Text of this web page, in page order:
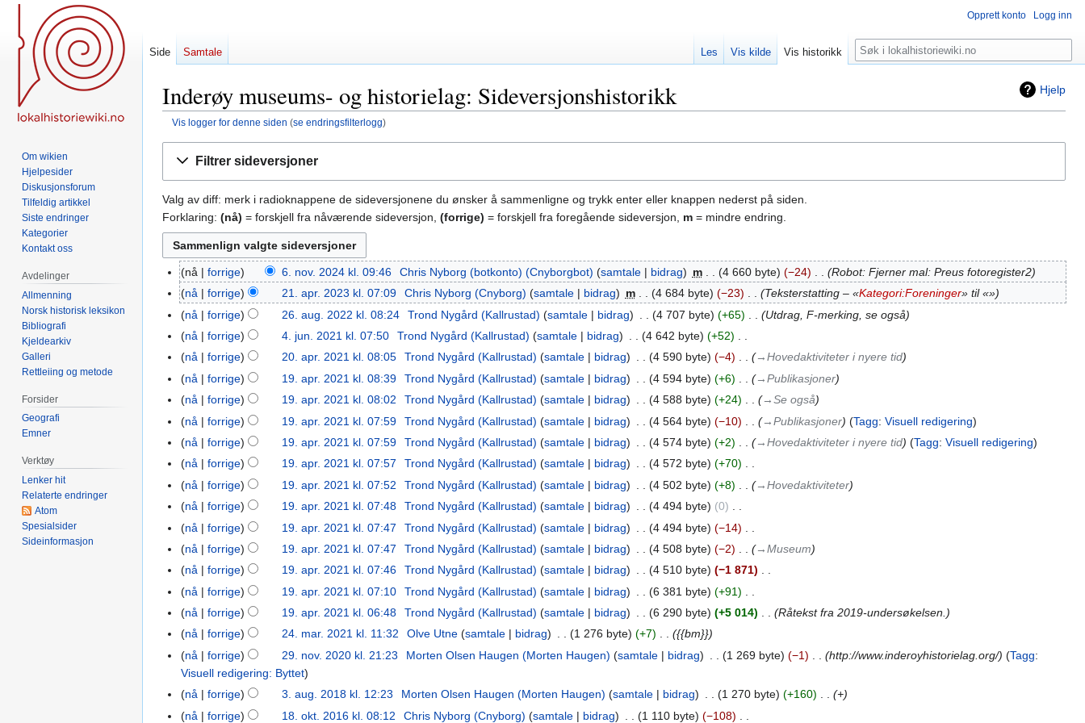
Hjelp
Inderøy museums- og historielag: Sideversjonshistorikk
Vis logger for denne siden (se endringsfilterlogg)
Filtrer sideversjoner
Valg av diff: merk i radioknappene de sideversjonene du ønsker å sammenligne og trykk enter eller knappen nederst på siden.
Forklaring: (nå) = forskjell fra nåværende sideversjon, (forrige) = forskjell fra foregående sideversjon, m = mindre endring.
6.
nov.
2024
nå forrige 6. nov. 2024 kl. 09:46 Chris Nyborg (botkonto) (Cnyborgbot) samtale bidrag m 4 660 byte −24
Robot: Fjerner mal: Preus fotoregister2
21.
apr.
2023
nå forrige 21. apr. 2023 kl. 07:09 Chris Nyborg (Cnyborg) samtale bidrag m 4 684 byte −23 Teksterstatting – «Kategori:Foreninger» til «»
26.
aug.
2022
nå forrige 26. aug. 2022 kl. 08:24 Trond Nygård (Kallrustad) samtale bidrag 4 707 byte +65
Utdrag, F-merking, se også
4.
jun.
2021
nå forrige 4. jun. 2021 kl. 07:50 Trond Nygård (Kallrustad) samtale bidrag 4 642 byte +52
I
g
e
n
r
e
i
g
e
r
i
g
s
f
o
r
k
20.
apr.
2021
nå forrige 20. apr. 2021 kl. 08:05 Trond Nygård (Kallrustad) samtale bidrag 4 590 byte −4
→‎Hovedaktiviteter i nyere tid
19.
apr.
2021
nå forrige 19. apr. 2021 kl. 08:39 Trond Nygård (Kallrustad) samtale bidrag 4 594 byte +6
→‎Publikasjoner
nå
forrige 19. apr. 2021 kl. 08:02 Trond Nygård (Kallrustad) samtale bidrag 4 588 byte +24
→‎Se også
nå
forrige 19. apr. 2021 kl. 07:59 Trond Nygård (Kallrustad) samtale bidrag 4 564 byte −10 →‎Publikasjoner Tagg: Visuell redigering
nå
forrige 19. apr. 2021 kl. 07:59 Trond Nygård (Kallrustad) samtale bidrag 4 574 byte +2 →‎Hovedaktiviteter i nyere tid Tagg: Visuell redigering
nå
forrige 19. apr. 2021 kl. 07:57 Trond Nygård (Kallrustad) samtale bidrag 4 572 byte +70
I
g
e
n
r
e
i
g
e
r
i
n
nå forrige 19. apr. 2021 kl. 07:52 Trond Nygård (Kallrustad) samtale bidrag 4 502 byte +8
→‎Hovedaktiviteter
nå
forrige 19. apr. 2021 kl. 07:48 Trond Nygård (Kallrustad) samtale bidrag 4 494 byte 0
I
g
e
n
r
e
i
e
r
nå forrige 19. apr. 2021 kl. 07:47 Trond Nygård (Kallrustad) samtale bidrag 4 494 byte −14
I
g
e
n
r
e
d
g
nå forrige 19. apr. 2021 kl. 07:47 Trond Nygård (Kallrustad) samtale bidrag 4 508 byte −2
→‎Museum
nå
forrige 19. apr. 2021 kl. 07:46 Trond Nygård (Kallrustad) samtale bidrag 4 510 byte −1 871
I
g
e
n
r
e
d
nå forrige 19. apr. 2021 kl. 07:10 Trond Nygård (Kallrustad) samtale bidrag 6 381 byte +91
I
g
e
n
r
e
nå forrige 19. apr. 2021 kl. 06:48 Trond Nygård (Kallrustad) samtale bidrag 6 290 byte +5 014
Råtekst fra 2019-undersøkelsen.
24.
mar.
2021
nå forrige 24. mar. 2021 kl. 11:32 Olve Utne samtale bidrag 1 276 byte +7
{{bm}}
29.
nov.
2020
nå forrige 29. nov. 2020 kl. 21:23 Morten Olsen Haugen (Morten Haugen) samtale bidrag 1 269 byte −1 http://www.inderoyhistorielag.org/ Tagg:
Visuell redigering: Byttet
3.
aug.
nå forrige 3. aug. 2018 kl. 12:23 Morten Olsen Haugen (Morten Haugen) samtale bidrag 1 270 byte +160
+
18.
nå forrige 18. okt. 2016 kl. 08:12 Chris Nyborg (Cnyborg) samtale bidrag 1 110 byte −108
Opprett konto Logg inn
Side Samtale Les Vis kilde Vis historikk Søk
Om wikien
Hjelpesider
Diskusjonsforum
Tilfeldig artikkel
Siste endringer
Kategorier
Kontakt oss
Avdelinger
Allmenning
Norsk historisk leksikon
Bibliografi
Kjeldearkiv
Galleri
Rettleiing og metode
Forsider
Geografi
Emner
Verktøy
Lenker hit
Relaterte endringer
Atom
Spesialsider
Sideinformasjon